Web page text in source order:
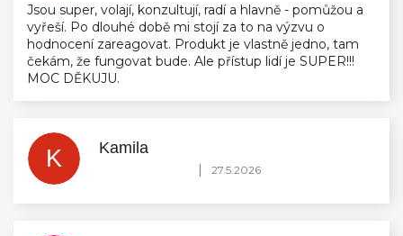
Jsou super, volají, konzultují, radí a hlavně - pomůžou a
vyřeší. Po dlouhé době mi stojí za to na výzvu o
hodnocení zareagovat. Produkt je vlastně jedno, tam
čekám, že fungovat bude. Ale přístup lidí je SUPER!!!
MOC DĚKUJU.
K Kamila
Hodnocení obchodu je 5 z 5 hvězdiček.
| 27.5.2026